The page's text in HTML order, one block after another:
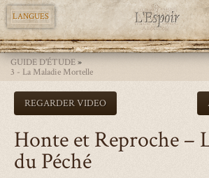
Aller
au
contenu
principal
LANGUES
GUIDE D'ÉTUDE»
3 - La Maladie Mortelle
REGARDER VIDEO
Honte et Reproche –
du Péché